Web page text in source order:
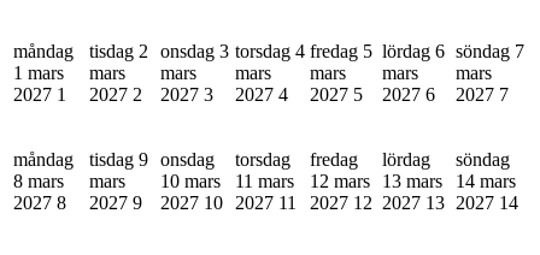
måndag
1 mars
2027 1
tisdag 2
mars
2027 2
onsdag 3
mars
2027 3
torsdag 4
mars
2027 4
fredag 5
mars
2027 5
lördag 6
mars
2027 6
söndag 7
mars
2027 7
måndag
8 mars
2027 8
tisdag 9
mars
2027 9
onsdag
10 mars
2027 10
torsdag
11 mars
2027 11
fredag
12 mars
2027 12
lördag
13 mars
2027 13
söndag
14 mars
2027 14